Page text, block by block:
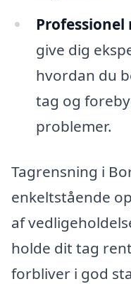
give dig
hvordan du
tag og
problemer.
Tagrensning i
enkeltstående
af
holde dit tag
forbliver i god